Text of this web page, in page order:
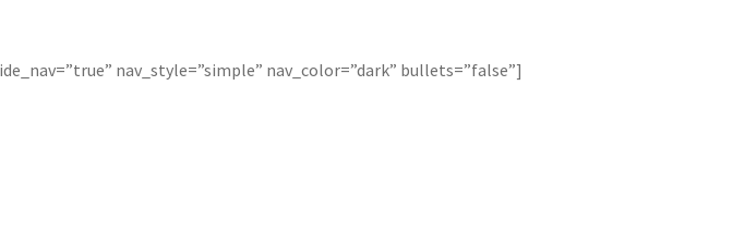
nav_style=”simple” nav_color=”dark” bullets=”false”]